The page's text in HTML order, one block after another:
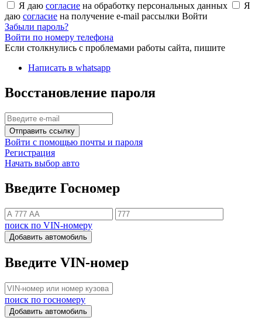
Я даю согласие на обработку персональных данных
Я
даю согласие на получение e-mail рассылки Войти
Забыли пароль?
Войти по номеру телефона
Если столкнулись с проблемами работы сайта, пишите
Написать в whatsapp
Восстановление пароля
Отправить ссылку
Войти с помощью почты и пароля
Регистрация
Начать выбор авто
Введите Госномер
поиск по VIN-номеру
Добавить автомобиль
Введите VIN-номер
поиск по госномеру
Добавить автомобиль